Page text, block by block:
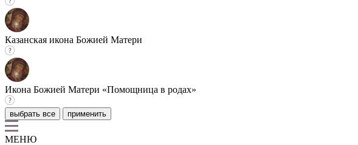
Казанская икона Божией Матери
Икона Божией Матери «Помощница в родах»
выбрать все применить
МЕНЮ